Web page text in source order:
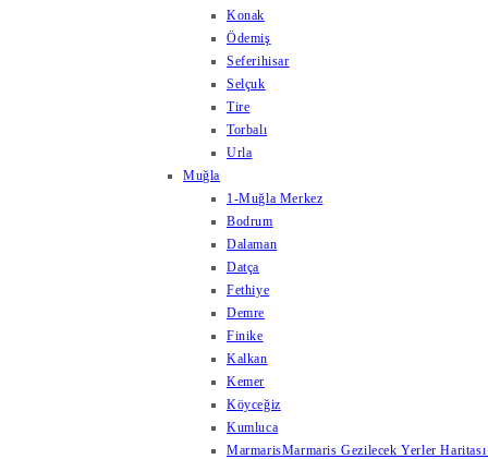
Konak
Ödemiş
Seferihisar
Selçuk
Tire
Torbalı
Urla
Muğla
1-Muğla Merkez
Bodrum
Dalaman
Datça
Fethiye
Demre
Finike
Kalkan
Kemer
Köyceğiz
Kumluca
MarmarisMarmaris Gezilecek Yerler